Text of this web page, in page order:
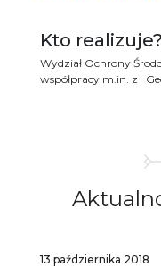
Kto realizuje?
Wydział Ochrony
współpracy m.in. z
13 października 2018